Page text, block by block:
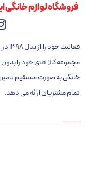
فروشگاه لوازم خانگی
مجموعه کالا های خود را
خانگی به صورت مستقیم
تمام مشتریان ارائه می دهد.